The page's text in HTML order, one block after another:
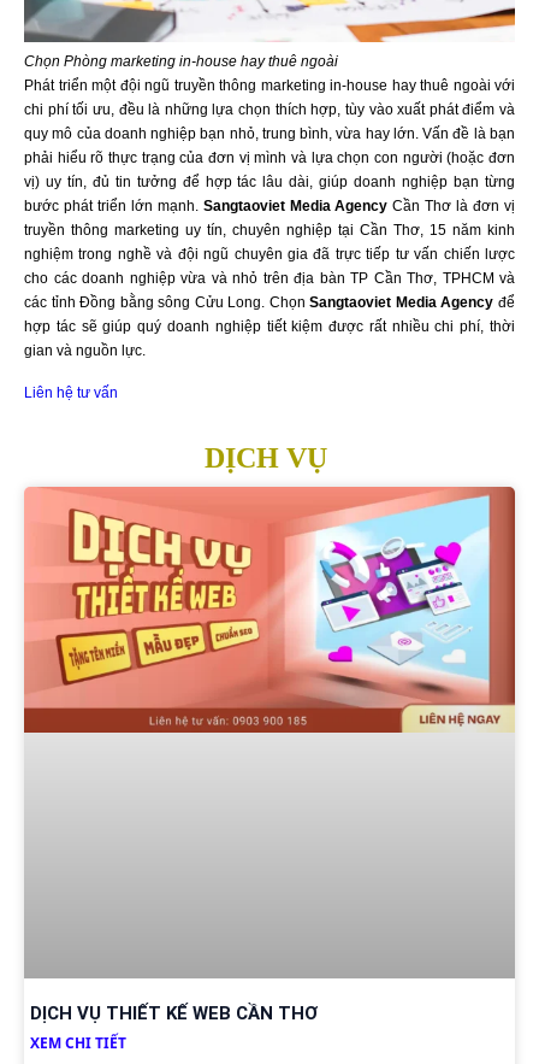
Chọn Phòng marketing in-house hay thuê ngoài
Phát triển một đội ngũ truyền thông marketing in-house hay thuê ngoài với
chi phí tối ưu, đều là những lựa chọn thích hợp, tùy vào xuất phát điểm và
quy mô của doanh nghiệp bạn nhỏ, trung bình, vừa hay lớn. Vấn đề là bạn
phải hiểu rõ thực trạng của đơn vị mình và lựa chọn con người (hoặc đơn
vị) uy tín, đủ tin tưởng để hợp tác lâu dài, giúp doanh nghiệp bạn từng
bước phát triển lớn mạnh. Sangtaoviet Media Agency Cần Thơ là đơn vị
truyền thông marketing uy tín, chuyên nghiệp tại Cần Thơ, 15 năm kinh
nghiệm trong nghề và đội ngũ chuyên gia đã trực tiếp tư vấn chiến lược
cho các doanh nghiệp vừa và nhỏ trên địa bàn TP Cần Thơ, TPHCM và
các tỉnh Đồng bằng sông Cửu Long. ChọnSangtaoviet Media Agencyđể
hợp tác sẽ giúp quý doanh nghiệp tiết kiệm được rất nhiều chi phí, thời
gian và nguồn lực.
Liên hệ tư vấn
DỊCH VỤ
DỊCH VỤ THIẾT KẾ WEB CẦN THƠ
XEM CHI TIẾT